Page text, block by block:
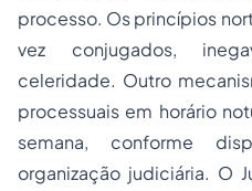
processo. Os princípios
vez conjugados,
celeridade. Outro
processuais em horário
semana, conforme
organização judiciária. O